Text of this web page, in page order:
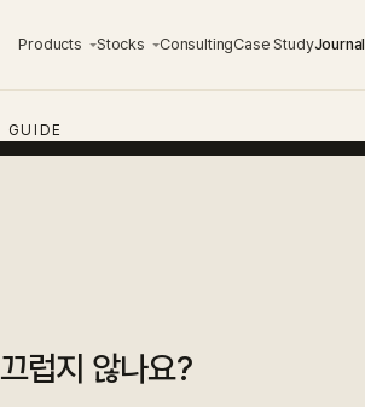
Products Stocks ConsultingCase StudyJournal
GUIDE
럽지 않나요?